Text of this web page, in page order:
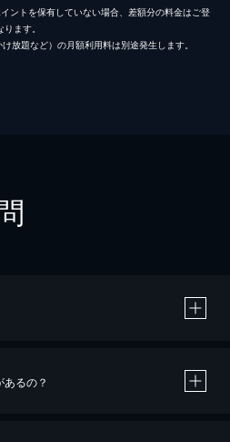
ントを保有していない場合、差額分の料金はご登
ます。
放題など）の月額利用料は別途発生します。
るの？